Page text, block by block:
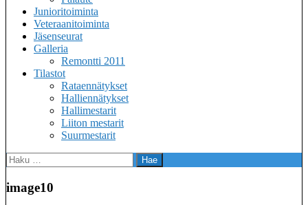
Junioritoiminta
Veteraanitoiminta
Jäsenseurat
Galleria
Remontti 2011
Tilastot
Rataennätykset
Halliennätykset
Hallimestarit
Liiton mestarit
Suurmestarit
Haku:
image10